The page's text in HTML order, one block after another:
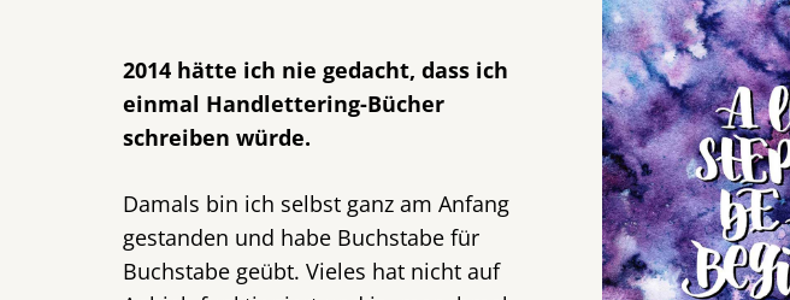
2014 hätte ich nie gedacht, dass ich
einmal Handlettering-Bücher
schreiben würde.
Damals bin ich selbst ganz am Anfang
gestanden und habe Buchstabe für
Buchstabe geübt. Vieles hat nicht auf